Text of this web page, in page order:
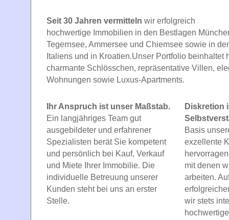
Seit 30 Jahren vermitteln wir erfolgreich
hochwertige Immobilien in den Bestlagen
Tegernsee, Ammersee und Chiemsee sowie in
Italiens und in Kroatien.Unser Portfolio beinhaltet
charmante Schlösschen, repräsentative Villen,
Wohnungen sowie Luxus-Apartments.
Ihr Anspruch ist unser Maßstab.
Ein langjähriges Team gut
ausgebildeter und erfahrener
Spezialisten berät Sie kompetent
und persönlich bei Kauf, Verkauf
und Miete Ihrer Immobilie. Die
individuelle Betreuung unserer
Kunden steht bei uns an erster
Stelle.
Diskretion
Basis
exzellente
mit denen
arbeiten.
wir stets